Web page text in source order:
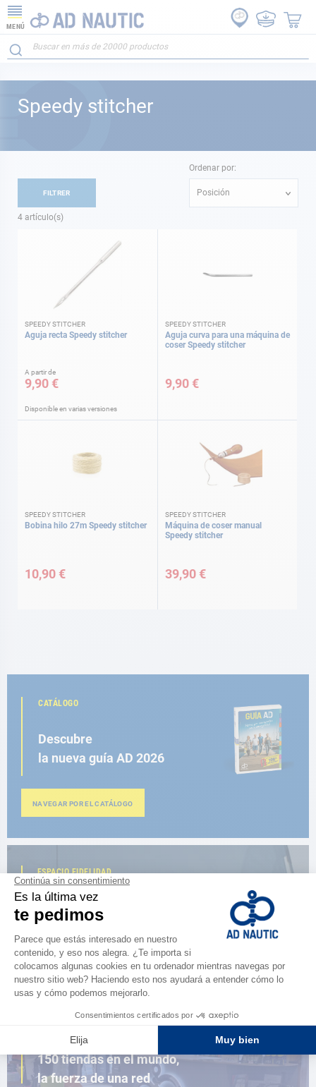
MENÚ
Speedy stitcher
4 artículo(s)
Ordenar por:
Posición
SPEEDY STITCHER
Aguja recta Speedy stitcher
A partir de
9,90 €
Disponible en varias versiones
SPEEDY STITCHER
Aguja curva para una máquina de
coser Speedy stitcher
9,90 €
SPEEDY STITCHER
Bobina hilo 27m Speedy stitcher
10,90 €
SPEEDY STITCHER
Máquina de coser manual
Speedy stitcher
39,90 €
FILTRER
CATÁLOGO
Descubre
la nueva guía AD 2026
NAVEGAR POR EL CATÁLOGO
ESPACIO FIDELIDAD
¿Eres apasionado?
Benefíciate de ventajas exclusivas
AD FIDELITY
CERCA DE TI
150 tiendas en el mundo,
la fuerza de una red